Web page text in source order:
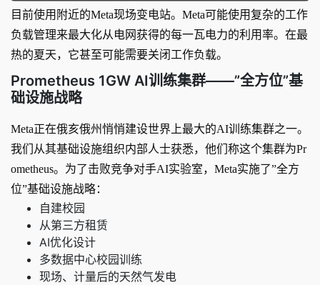
目前使用附近的Meta现场变电站。Meta可能使用复杂的工作
负载管理来最大化从电网获得的每一瓦电力的利用率。在最
热的夏天，它甚至可能需要关闭工作负载。
Prometheus 1GW AI训练集群——”全方位”基
础设施战略
Meta正在俄亥俄州悄悄建设世界上最大的AI训练集群之一。
我们从其基础设施组织内部人士获悉，他们称这个集群为Pr
ometheus。为了击败竞争对手AI实验室，Meta实施了”全方
位”基础设施战略：
自建校园
从第三方租赁
AI优化设计
多数据中心校园训练
现场、计量后的天然气发电